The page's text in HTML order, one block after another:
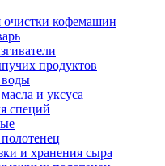
очистки кофемашин
продуктов
воды
и уксуса
специй
и хранения сыра